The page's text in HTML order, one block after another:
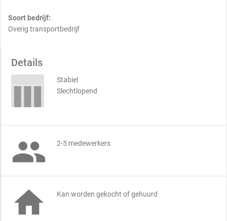
Soort bedrijf:
Overig transportbedrijf
Details
Stabiel
Slechtlopend
 2-5 medewerkers
 Kan worden gekocht of gehuurd